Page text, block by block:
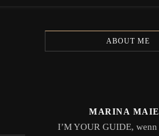
ABOUT ME
MARINA
I’M YOUR GUIDE, wenn